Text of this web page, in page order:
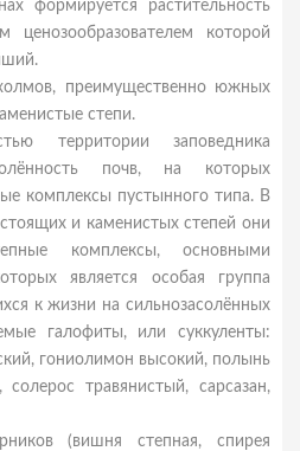
формируется растительность
ценозообразователем которой
преимущественно южных
степи.
территории заповедника
почв, на которых
комплексы пустынного типа. В
и каменистых степей они
комплексы, основными
является особая группа
к жизни на сильнозасолённых
галофиты, или суккуленты:
гониолимон высокий, полынь
травянистый, сарсазан,
(вишня степная, спирея